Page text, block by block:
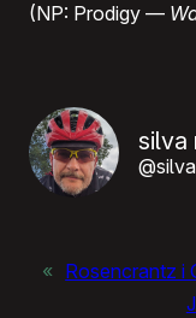
(NP: Prodigy —
silva
« Rosencrantz i